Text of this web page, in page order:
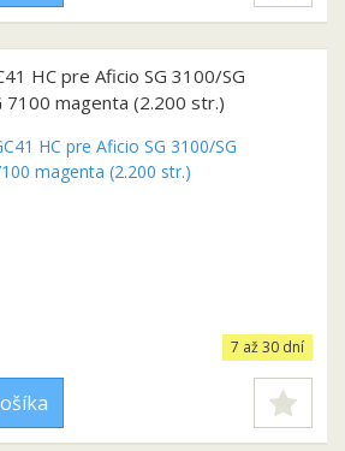
HC pre Aficio SG 3100/SG
7100 magenta (2.200 str.)
7 až 30 dní